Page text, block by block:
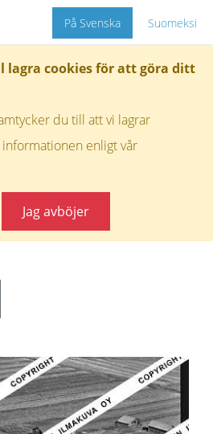
lagra cookies för att göra ditt
du till att vi lagrar
enligt vår
Jag avböjer
På Svenska Suomeksi